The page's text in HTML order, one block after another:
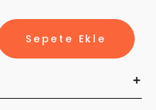
Sepete Ekle